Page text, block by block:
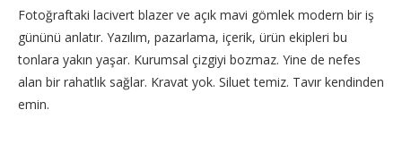
Fotoğraftaki lacivert blazer ve açık mavi gömlek modern bir iş
gününü anlatır. Yazılım, pazarlama, içerik, ürün ekipleri bu
tonlara yakın yaşar. Kurumsal çizgiyi bozmaz. Yine de nefes
alan bir rahatlık sağlar. Kravat yok. Siluet temiz. Tavır kendinden
emin.